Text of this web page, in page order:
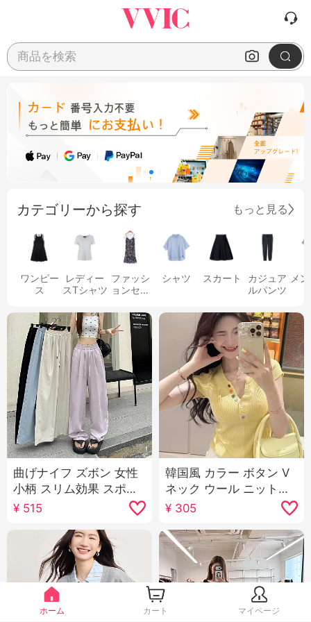
商品を検索
カテゴリーから探す もっと見る
ワンピー
ス
レディー
スTシャツ
ファッシ
ョンセッ
シャツ スカート
カジュア
ルパンツ
メ
曲げナイフ ズボン 女性
小柄 スリム効果 スポー
ツ スピード ドライ 山本
¥ 515
韓国風 カラー ボタン V
ネック ウール ニットセ
ーター レディース半袖
2025 夏 新品 減齢 ファ
ッション 万能 スリム効
果 トップス
¥ 305
ホーム カート マイページ